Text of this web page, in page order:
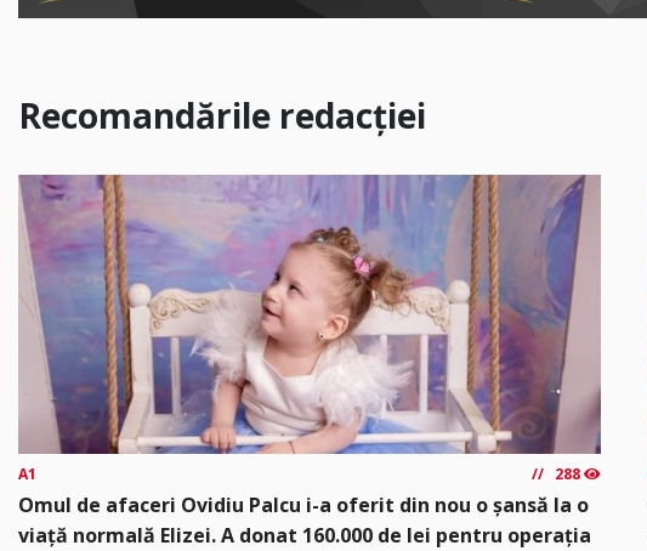
Recomandările redacției
A1 288
Omul de afaceri Ovidiu Palcu i-a oferit din nou o șansă la o
viață normală Elizei. A donat 160.000 de lei pentru operația